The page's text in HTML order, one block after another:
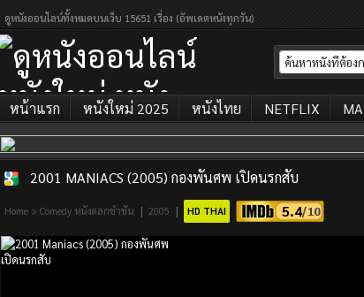
ดูหนังออนไลน์ทั้งหมดบนเว็บ 15651 เรื่อง (อัพเดตหนังทุกวัน)
ดูหนังออนไลน์
หนังใหม่ หนัง
หน้าแรก หนังใหม่ 2025 หนังไทย NETFLIX
2001 MANIACS (2005) กองพันศพ เปิดนรกสับ
Home > Comedy หนังตลกขำขัน | 2005 | HD THAI 5.4